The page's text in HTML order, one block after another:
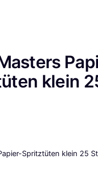
klein
Spritztüten klein 25